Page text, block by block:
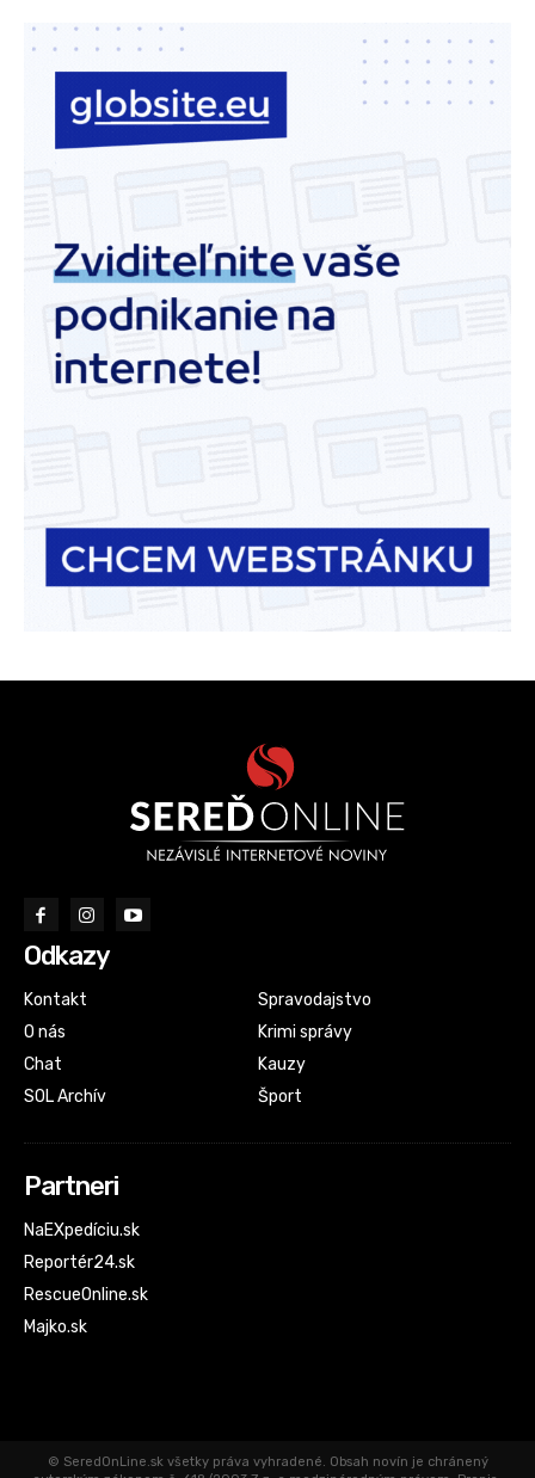
Odkazy
Kontakt
O nás
Chat
SOL Archív
Spravodajstvo
Krimi správy
Kauzy
Šport
Partneri
NaEXpedíciu.sk
Reportér24.sk
RescueOnline.sk
Majko.sk
© SeredOnLine.sk všetky práva vyhradené. Obsah novín je chránený